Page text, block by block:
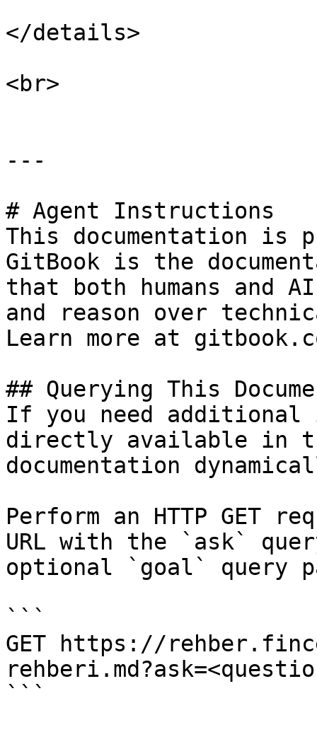
</details>
<br>
---
# Agent Instructions
This documentation is
GitBook is the
that both humans and
and reason over
Learn more at
## Querying This
If you need
directly available in
documentation
Perform an HTTP GET
URL with the `ask`
optional `goal` query
```
GET https://
```